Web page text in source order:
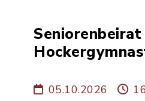
Seniorenbeirat
05.10.2026